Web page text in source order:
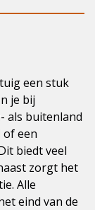
een stuk
je bij
als buitenland
of een
biedt veel
zorgt het
Alle
eind van de